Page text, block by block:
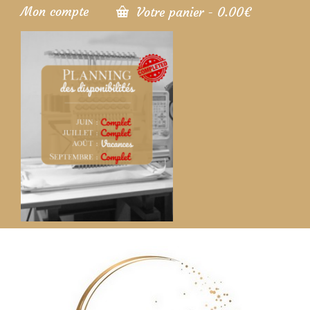
Mon compte Votre panier - 0.00€